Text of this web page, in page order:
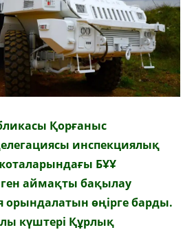
Қорғаныс
инспекциялық
БҰҰ
аймақты бақылау
орындалатын өңірге барды.
күштері Құрлық